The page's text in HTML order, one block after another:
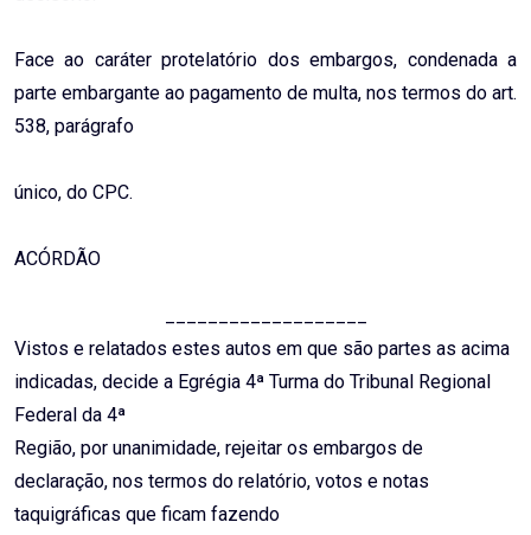
Face ao caráter protelatório dos embargos, condenada a
parte embargante ao pagamento de multa, nos termos do art.
538, parágrafo
único, do CPC.
ACÓRDÃO
Vistos e relatados estes autos em que são partes as acima
indicadas, decide a Egrégia 4ª Turma do Tribunal Regional
Federal da 4ª
Região, por unanimidade, rejeitar os embargos de
declaração, nos termos do relatório, votos e notas
taquigráficas que ficam fazendo